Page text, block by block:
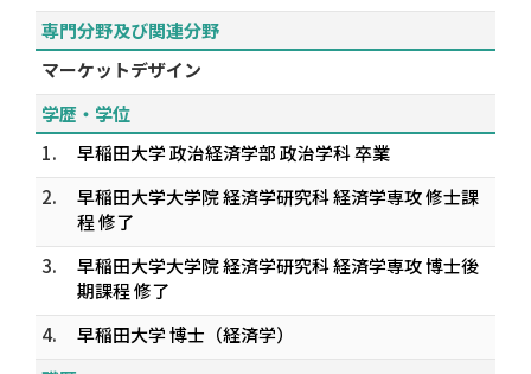
専門分野及び関連分野
マーケットデザイン
学歴・学位
1.
早稲田大学 政治経済学部 政治学科 卒業
2.
早稲田大学大学院 経済学研究科 経済学専攻 修士課
程 修了
3.
早稲田大学大学院 経済学研究科 経済学専攻 博士後
期課程 修了
4.
早稲田大学 博士（経済学）